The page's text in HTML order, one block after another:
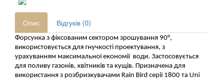
Опис Відгуків (0)
Форсунка з фіксованим сектором зрошування 90°,
використовується
урахуванням максимальної економії води. Застосовується
для поливу газонів, квітників та кущів. Призначена для
використання з розбризкувачами Rain Bird серії 1800 та Uni